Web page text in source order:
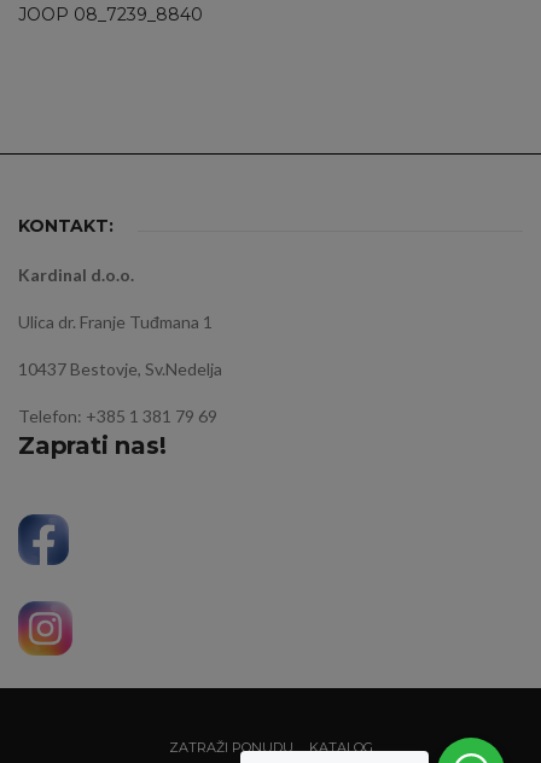
JOOP 08_7239_8840
KONTAKT:
Kardinal d.o.o.
Ulica dr. Franje Tuđmana 1
10437 Bestovje, Sv.Nedelja
Telefon: +385 1 381 79 69
Zaprati nas!
ZATRAŽI PONUDU KATALOG